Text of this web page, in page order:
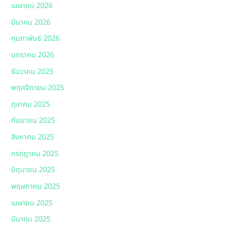
เมษายน 2026
มีนาคม 2026
กุมภาพันธ์ 2026
มกราคม 2026
ธันวาคม 2025
พฤศจิกายน 2025
ตุลาคม 2025
กันยายน 2025
สิงหาคม 2025
กรกฎาคม 2025
มิถุนายน 2025
พฤษภาคม 2025
เมษายน 2025
มีนาคม 2025